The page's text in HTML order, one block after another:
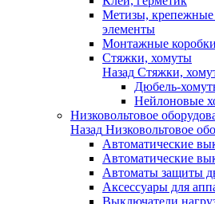
Метизы, крепежные
элементы
Монтажные
Стяжки, хомуты
Назад Стяжки,
Дюбель-
Нейлоновые
Низковольтовое
Назад Низковольтовое
Автоматические
Автоматические
Автоматы защиты
Аксессуары для
Выключатели